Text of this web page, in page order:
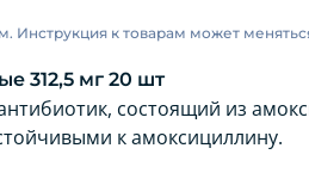
к товарам может
312,5 мг 20 шт
состоящий из
к амоксициллину.